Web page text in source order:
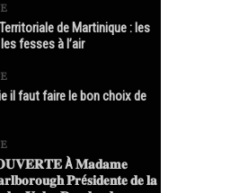
de Martinique : les
fesses à l’air
il faut faire le bon choix de
À 𝐌𝐚𝐝𝐚𝐦𝐞
𝐏𝐫é𝐬𝐢𝐝𝐞𝐧𝐭𝐞 𝐝𝐞 𝐥𝐚